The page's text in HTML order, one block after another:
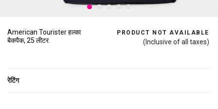
American Tourister हल्का
बैकपैक, 25 लीटर
PRODUCT NOT AVAILABLE
(Inclusive of all taxes)
रेटिंग